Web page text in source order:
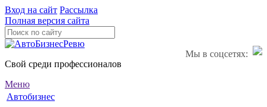
Вход на сайт Рассылка
Полная версия сайта
Мы в соцсетях:
Свой среди профессионалов
Меню
Автобизнес